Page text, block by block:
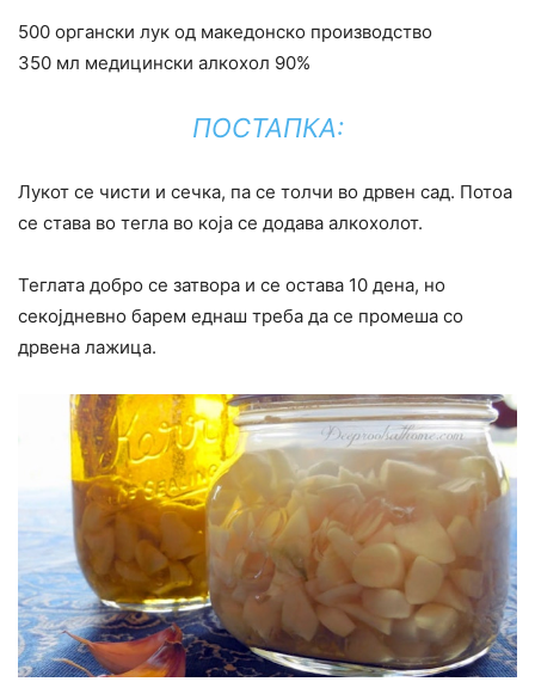
500 органски лук од македонско производство
350 мл медицински алкохол 90%
ПОСТАПКА:
Лукот се чисти и сечка, па се толчи во дрвен сад. Потоа
се става во тегла во која се додава алкохолот.
Теглата добро се затвора и се остава 10 дена, но
секојдневно барем еднаш треба да се промеша со
дрвена лажица.